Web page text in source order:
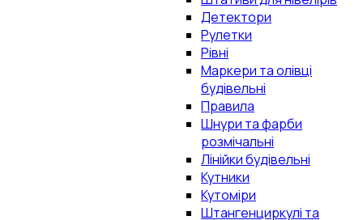
Детектори
Рулетки
Рівні
Маркери та олівці
будівельні
Правила
Шнури та фарби
розмічальні
Лінійки будівельні
Кутники
Кутоміри
Штангенциркулі та